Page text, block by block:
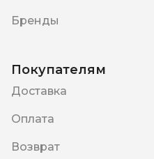
Бренды
Покупателям
Доставка
Оплата
Возврат